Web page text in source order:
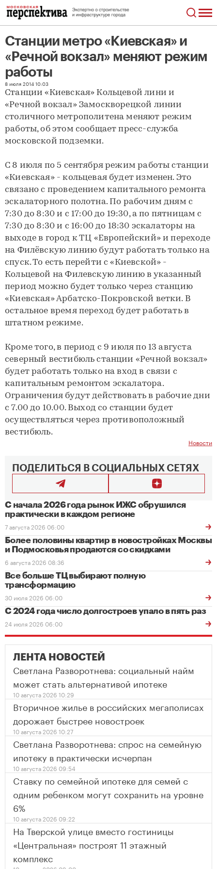
Станции метро «Киевская» и
«Речной вокзал» меняют режим
работы
8 июля 2014 10:03
Станции «Киевская» Кольцевой лини и
«Речной вокзал» Замоскворецкой линии
столичного метрополитена меняют режим
работы, об этом сообщает пресс-служба
московской подземки.
С 8 июля по 5 сентября режим работы станции
«Киевская» - кольцевая будет изменен. Это
связано с проведением капитального ремонта
эскалаторного полотна. По рабочим дням с
7:30 до 8:30 и с 17:00 до 19:30, а по пятницам с
7:30 до 8:30 и с 16:00 до 18:30 эскалаторы на
выходе в город к ТЦ «Европейский» и переходе
на Филёвскую линию будут работать только на
спуск. То есть перейти с «Киевской» -
Кольцевой на Филевскую линию в указанный
период можно будет только через станцию
«Киевская» Арбатско-Покровской ветки. В
остальное время переход будет работать в
штатном режиме.
Кроме того, в период с 9 июля по 13 августа
северный вестибюль станции «Речной вокзал»
будет работать только на вход в связи с
капитальным ремонтом эскалатора.
Ограничения будут действовать в рабочие дни
с 7.00 до 10.00. Выход со станции будет
осуществляться через противоположный
вестибюль.
Новости
ПОДЕЛИТЬСЯ В СОЦИАЛЬНЫХ СЕТЯХ
С начала 2026 года рынок ИЖС обрушился
практически в каждом регионе
7 августа 2026 06:00
Более половины квартир в новостройках Москвы
и Подмосковья продаются со скидками
6 августа 2026 08:36
Все больше ТЦ выбирают полную
трансформацию
30 июля 2026 06:00
С 2024 года число долгостроев упало в пять раз
24 июля 2026 06:00
ЛЕНТА НОВОСТЕЙ
Светлана Разворотнева: социальный найм
может стать альтернативой ипотеке
10 августа 2026 10:29
Вторичное жилье в российских мегаполисах
дорожает быстрее новостроек
10 августа 2026 10:27
Светлана Разворотнева: спрос на семейную
ипотеку в практически исчерпан
10 августа 2026 09:54
Ставку по семейной ипотеке для семей с
одним ребенком могут сохранить на уровне
6%
10 августа 2026 09:22
На Тверской улице вместо гостиницы
«Центральная» построят 11 этажный
комплекс